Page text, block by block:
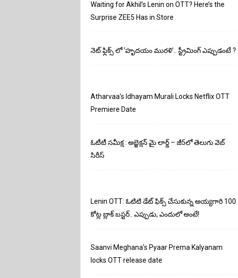
Waiting for Akhil’s Lenin on OTT? Here’s the
Surprise ZEE5 Has in Store
నెట్‌ ఫ్లిక్స్‌ లో ‘హృదయం మురళి’.. స్ట్రీమింగ్ ఎప్పుడంటే ?
Atharvaa’s Idhayam Murali Locks Netflix OTT
Premiere Date
ఓటీటీ సమీక్ష : అబ్జెక్షన్ మై లార్డ్ – జీ5లో తెలుగు వెబ్
సిరీస్
Lenin OTT: ఓటిటి డేట్ ఫిక్స్ చేసుకున్న అయ్యగారి 100
కోట్ల బ్లాక్ బస్టర్.. ఎప్పుడు, ఎందులో అంటే!
Saanvi Meghana’s Pyaar Prema Kalyanam
locks OTT release date